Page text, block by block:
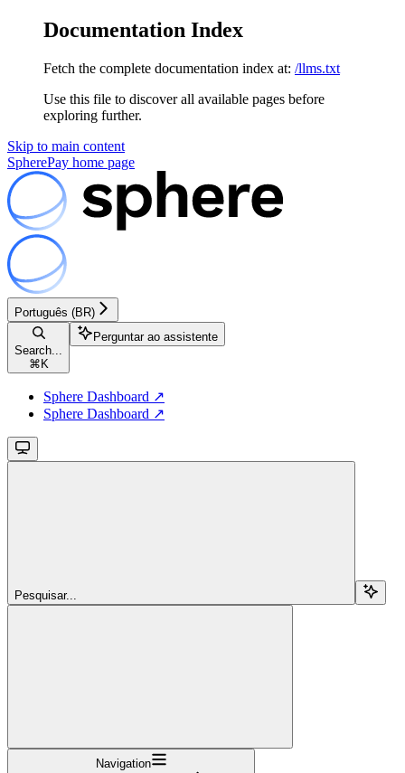
Documentation Index
Fetch the complete documentation index at: /llms.txt
Use this file to discover all available pages before
exploring further.
Skip to main content
SpherePay home page
Português (BR)
Search...
⌘ K
Perguntar ao assistente
Sphere Dashboard ↗
Sphere Dashboard ↗
Pesquisar...
Navigation